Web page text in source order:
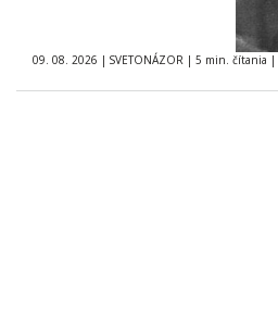
09. 08. 2026 | SVETONÁZOR | 5 min. čítania |